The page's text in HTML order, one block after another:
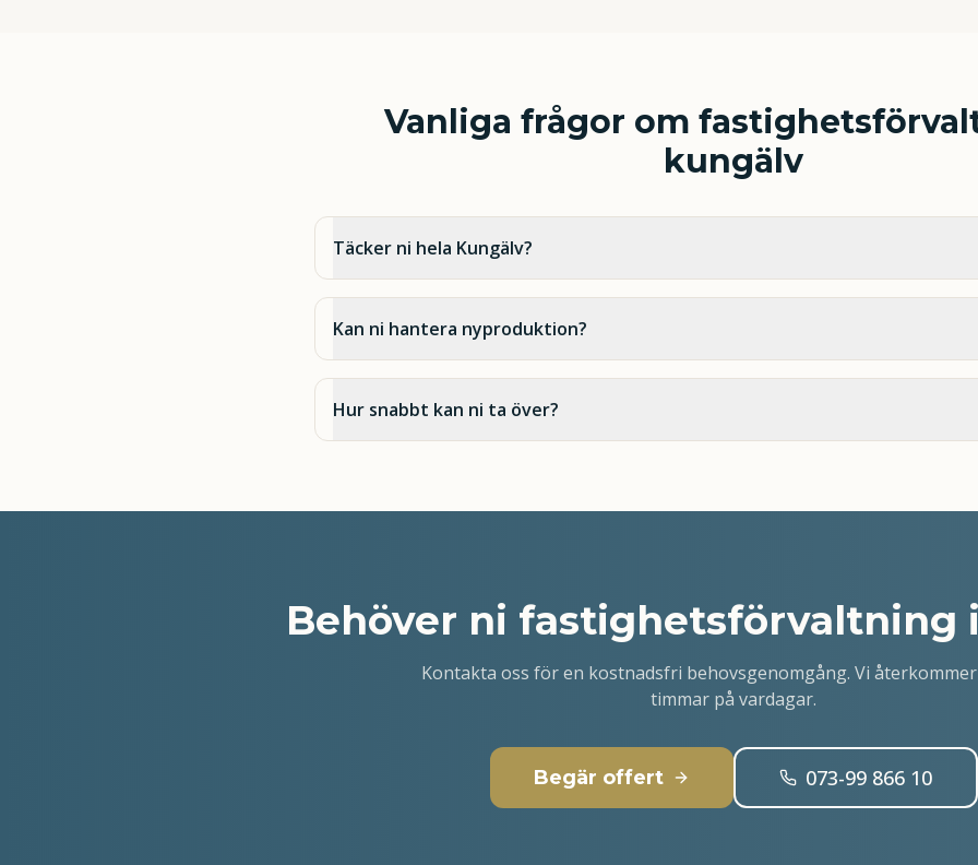
Vanliga frågor om
kungälv
Täcker ni hela Kungälv?
Kan ni hantera nyproduktion?
Hur snabbt kan ni ta över?
Behöver ni fastighetsförvaltning
Kontakta oss för en kostnadsfri behovsgenomgång. Vi
timmar på vardagar.
Begär offert 073-99 866 10